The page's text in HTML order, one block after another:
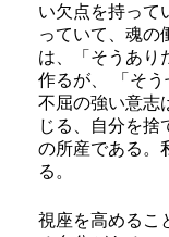
い欠点を持って
っていて、魂の
は、「そうあり
作るが、 「そ
不屈の強い意志
じる、自分を捨
の所産である。
る。
視座を高めるこ